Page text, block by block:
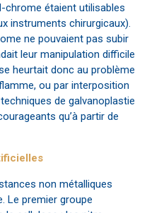
chrome étaient utilisables
instruments chirurgicaux).
ne pouvaient pas subir
leur manipulation difficile
heurtait donc au problème
ou par interposition
de galvanoplastie
qu’à partir de
non métalliques
Le premier groupe